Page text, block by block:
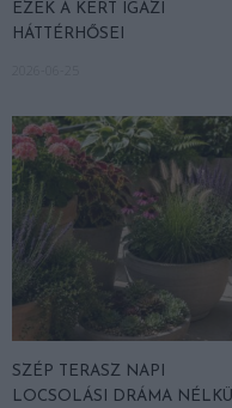
EZEK A KERT IGAZI
HÁTTÉRHŐSEI
SZÉP TERASZ NAPI
LOCSOLÁSI DRÁMA